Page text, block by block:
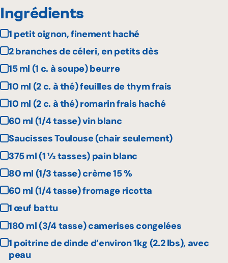
Ingrédients
1 petit oignon, finement haché
2 branches de céleri, en petits dès
15 ml (1 c. à soupe) beurre
10 ml (2 c. à thé) feuilles de thym frais
10 ml (2 c. à thé) romarin frais haché
60 ml (1/4 tasse) vin blanc
Saucisses Toulouse (chair seulement)
375 ml (1 ½ tasses) pain blanc
80 ml (1/3 tasse) crème 15 %
60 ml (1/4 tasse) fromage ricotta
1 œuf battu
180 ml (3/4 tasse) camerises congelées
1 poitrine de dinde d’environ 1kg (2.2 lbs), avec
peau